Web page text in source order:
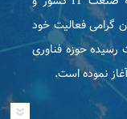
گرامی فعاليت خود
ثبت رسیده حوزه فناوری
نموده است.